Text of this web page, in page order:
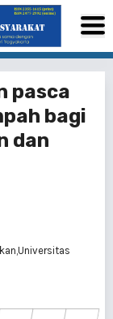
pasca
bagi
dan